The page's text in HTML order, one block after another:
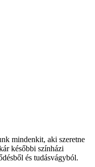
mindenkit, aki szeretne
későbbi színházi
és tudásvágyból.